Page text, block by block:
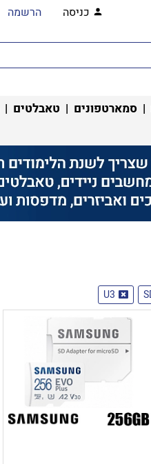
כניסה הרשמה
| סמארטפונים | טאבלטים |
U3